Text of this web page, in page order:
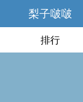
梨子啵啵
排行